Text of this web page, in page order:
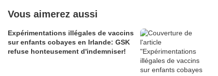
Vous aimerez aussi
Expérimentations illégales de vaccins
sur enfants cobayes en Irlande: GSK
refuse honteusement d'indemniser!